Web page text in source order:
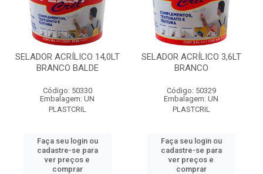
SELADOR ACRÍLICO 14,0LT
BRANCO BALDE
Código: 50330
Embalagem: UN
PLASTCRIL
Faça seu login ou
cadastre-se para
ver preços e
comprar
SELADOR ACRÍLICO 3,6LT
BRANCO
Código: 50329
Embalagem: UN
PLASTCRIL
Faça seu login ou
cadastre-se para
ver preços e
comprar